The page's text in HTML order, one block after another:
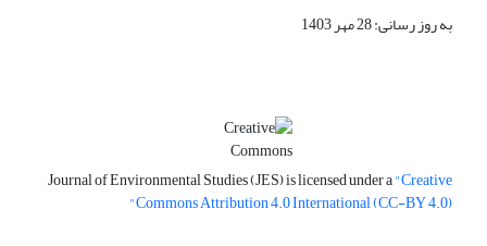
به روز رسانی: 28 مهر 1403
Journal of Environmental Studies (JES) is licensed under a"Creative
Commons Attribution 4.0 International (CC-BY 4.0)"